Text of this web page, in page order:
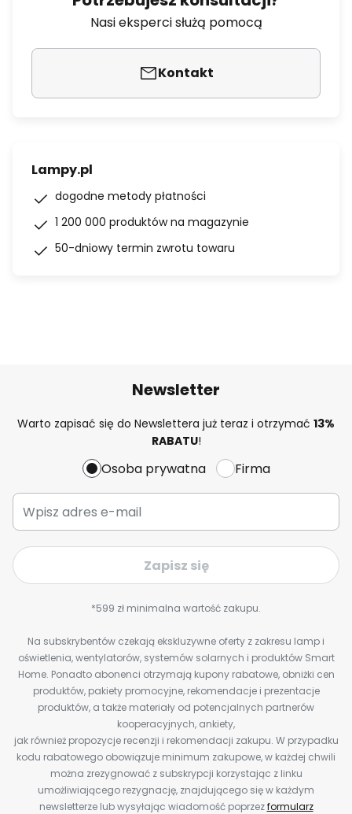
Nasi eksperci służą pomocą
Kontakt
Lampy.pl
dogodne metody płatności
1 200 000 produktów na magazynie
50-dniowy termin zwrotu towaru
Newsletter
Warto zapisać się do Newslettera już teraz i otrzymać 13%
RABATU!
Osoba prywatna Firma
Zapisz się
*599 zł minimalna wartość zakupu.
Na subskrybentów czekają ekskluzywne oferty z zakresu lamp i
oświetlenia, wentylatorów, systemów solarnych i produktów Smart
Home. Ponadto abonenci otrzymają kupony rabatowe, obniżki cen
produktów, pakiety promocyjne, rekomendacje i prezentacje
produktów, a także materiały od potencjalnych partnerów
kooperacyjnych, ankiety,
jak również propozycje recenzji i rekomendacji zakupu. W przypadku
kodu rabatowego obowiązuje minimum zakupowe, w każdej chwili
można zrezygnować z subskrypcji korzystając z linku
umożliwiającego rezygnację, znajdującego się w każdym
newsletterze lub wysyłając wiadomość poprzezformularz